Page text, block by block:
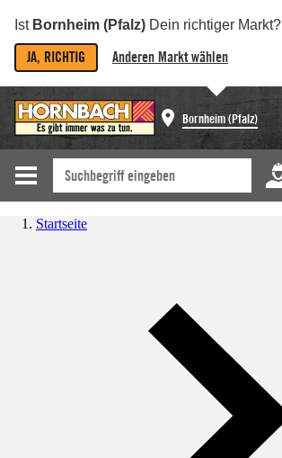
Ist Bornheim (Pfalz) Dein richtiger Markt?
JA, RICHTIG Anderen Markt wählen
Bornheim (Pfalz)
Startseite